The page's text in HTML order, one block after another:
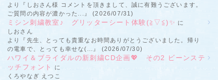
より『しおさん様 コメントを頂きまして、誠に有難うございます。
ご質問の内容が濃かった...』 (2026/07/31)
ミシン刺繍教室♪ グリッターシート体験(≧▽≦)✨ に
しおさん
より『先生、とっても貴重なお時間ありがとうございました。帰り
の電車で、とっても幸せな(...』 (2026/07/30)
ハワイ＆ブライダルの新刺繍CD企画💖 その2 ビーンステ
ッチフォント
に
くろやなぎ えつこ